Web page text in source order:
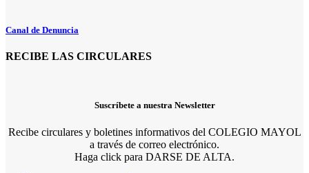
Canal de Denuncia
RECIBE LAS CIRCULARES
Suscríbete a nuestra Newsletter
Recibe circulares y boletines informativos del COLEGIO MAYOL
a través de correo electrónico.
Haga click para DARSE DE ALTA.